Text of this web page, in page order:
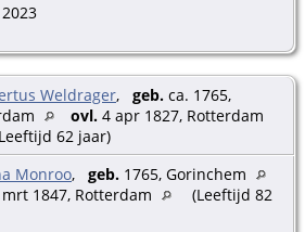
Weldrager, geb. ca. 1765,
ovl. 4 apr 1827, Rotterdam
62 jaar)
Monroo, geb. 1765, Gorinchem
1847, Rotterdam
(Leeftijd 82